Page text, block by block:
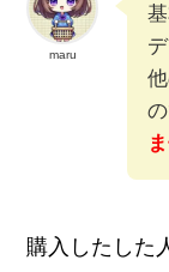
maru
購入したした